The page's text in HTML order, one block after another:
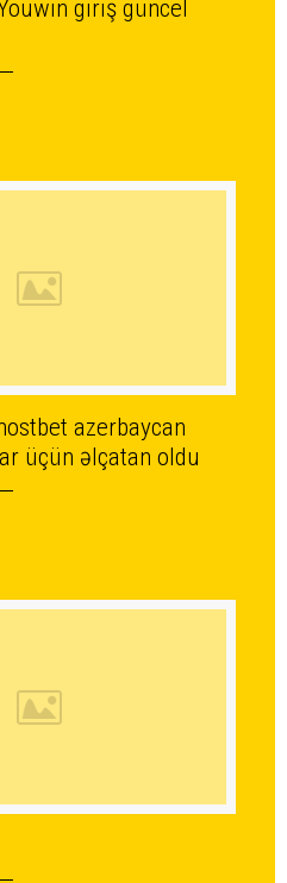
giriş güncel
azerbaycan
üçün əlçatan oldu